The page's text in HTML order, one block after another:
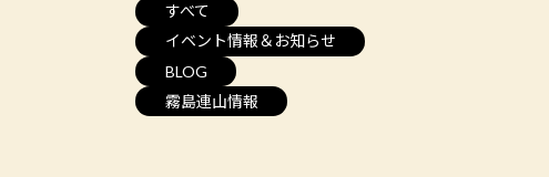
すべて
イベント情報＆お知らせ
BLOG
霧島連山情報